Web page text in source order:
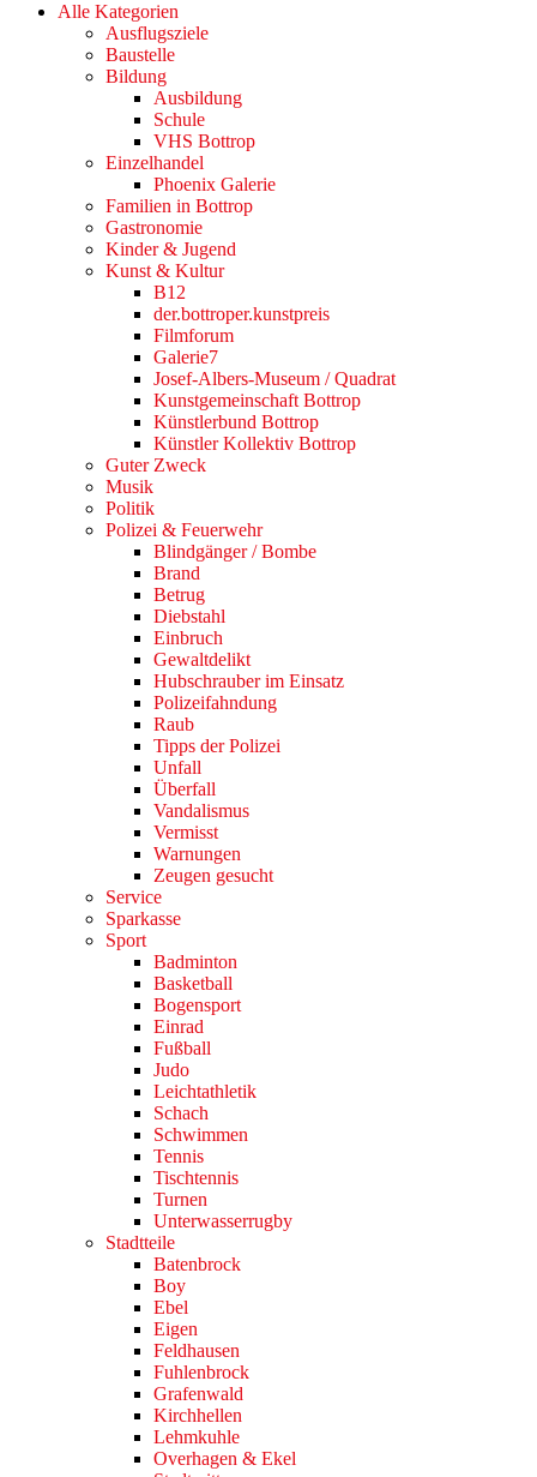
Alle Kategorien
Ausflugsziele
Baustelle
Bildung
Ausbildung
Schule
VHS Bottrop
Einzelhandel
Phoenix Galerie
Familien in Bottrop
Gastronomie
Kinder & Jugend
Kunst & Kultur
B12
der.bottroper.kunstpreis
Filmforum
Galerie7
Josef-Albers-Museum / Quadrat
Kunstgemeinschaft Bottrop
Künstlerbund Bottrop
Künstler Kollektiv Bottrop
Guter Zweck
Musik
Politik
Polizei & Feuerwehr
Blindgänger / Bombe
Brand
Betrug
Diebstahl
Einbruch
Gewaltdelikt
Hubschrauber im Einsatz
Polizeifahndung
Raub
Tipps der Polizei
Unfall
Überfall
Vandalismus
Vermisst
Warnungen
Zeugen gesucht
Service
Sparkasse
Sport
Badminton
Basketball
Bogensport
Einrad
Fußball
Judo
Leichtathletik
Schach
Schwimmen
Tennis
Tischtennis
Turnen
Unterwasserrugby
Stadtteile
Batenbrock
Boy
Ebel
Eigen
Feldhausen
Fuhlenbrock
Grafenwald
Kirchhellen
Lehmkuhle
Overhagen & Ekel